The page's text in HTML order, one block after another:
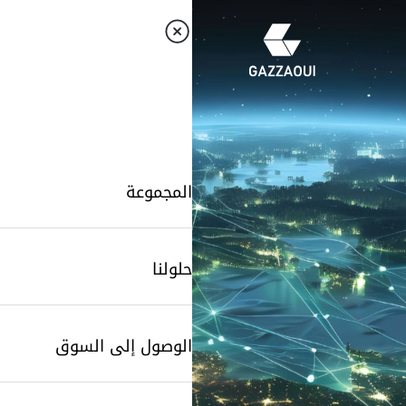
المجموعة
حلولنا
الوصول إلى السوق